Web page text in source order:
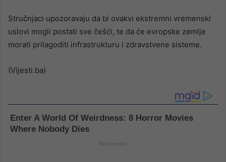
Stručnjaci upozoravaju da bi ovakvi ekstremni vremenski
uslovi mogli postati sve češći, te da će evropske zemlje
morati prilagoditi infrastrukturu i zdravstvene sisteme.
(Vijesti.ba)